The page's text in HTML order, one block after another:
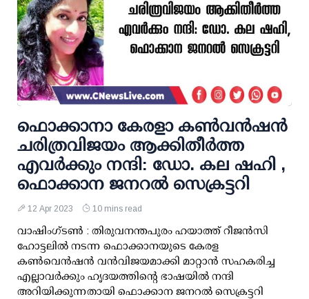
ഫൊക്കാനാ കേരളാ കൺവൻഷൻ
ചരിത്രവിജയം ആക്കിതീർത്ത
എവർക്കും നന്ദി: ഡോ. കല ഷഹി ,
ഫൊക്കാന ജനറൽ സെക്രട്ടറി
12 Apr 2023 10 mins read
വാഷിംഗ്ടൺ : തിരുവനന്തപുരം ഹയാത്ത് റീജൻസി
ഹോട്ടലിൽ നടന്ന ഫൊക്കാനയുടെ കേരള
കൺവെൻഷൻ വൻവിജയമാക്കി മാറ്റാൻ സഹകരിച്ച
എല്ലാവർക്കും ഹൃദയത്തിന്റെ ഭാഷയിൽ നന്ദി
അറിയിക്കുന്നതായി ഫൊക്കാന ജനറൽ സെക്രട്ടറി